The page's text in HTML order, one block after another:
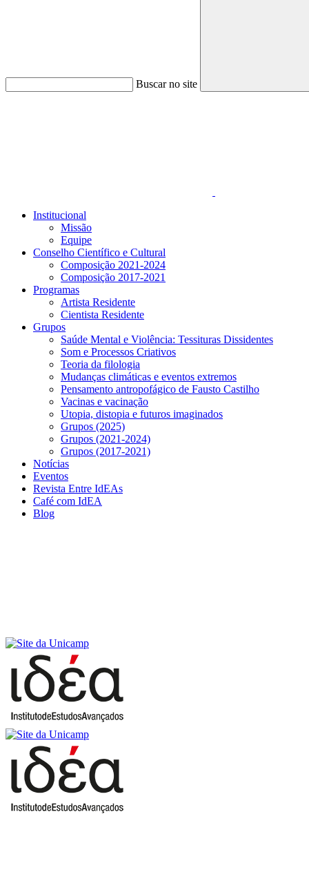
Buscar no site
Institucional
Missão
Equipe
Conselho Científico e Cultural
Composição 2021-2024
Composição 2017-2021
Programas
Artista Residente
Cientista Residente
Grupos
Saúde Mental e Violência: Tessituras Dissidentes
Som e Processos Criativos
Teoria da filologia
Mudanças climáticas e eventos extremos
Pensamento antropofágico de Fausto Castilho
Vacinas e vacinação
Utopia, distopia e futuros imaginados
Grupos (2025)
Grupos (2021-2024)
Grupos (2017-2021)
Notícias
Eventos
Revista Entre IdEAs
Café com IdEA
Blog